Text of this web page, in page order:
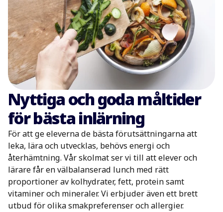
Nyttiga och goda måltider
för bästa inlärning
För att ge eleverna de bästa förutsättningarna att
leka, lära och utvecklas, behövs energi och
återhämtning. Vår skolmat ser vi till att elever och
lärare får en välbalanserad lunch med rätt
proportioner av kolhydrater, fett, protein samt
vitaminer och mineraler. Vi erbjuder även ett brett
utbud för olika smakpreferenser och allergier.